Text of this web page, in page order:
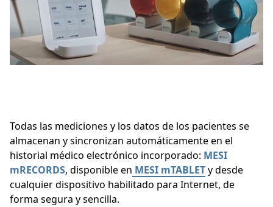
Todas las mediciones y los datos de los pacientes se
almacenan y sincronizan automáticamente en el
historial médico electrónico incorporado: MESI
mRECORDS, disponible en MESI mTABLETy desde
cualquier dispositivo habilitado para Internet, de
forma segura y sencilla.